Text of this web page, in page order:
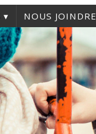
NOUS JOINDRE